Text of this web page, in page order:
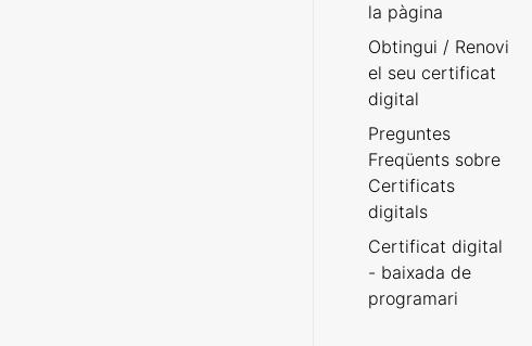
la pàgina
Obtingui / Renovi
el seu certificat
digital
Preguntes
Freqüents sobre
Certificats
digitals
Certificat digital
- baixada de
programari